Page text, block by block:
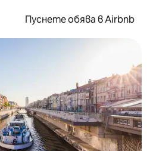
Пуснете обява в Airbnb